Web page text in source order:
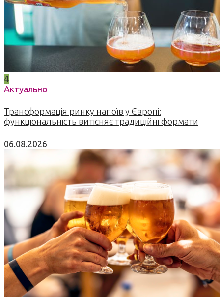
4
Актуально
Трансформація ринку напоїв у Європі:
функціональність витісняє традиційні формати
06.08.2026